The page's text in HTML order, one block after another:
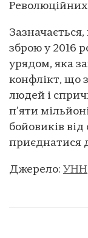
зброю у 2016
урядом, яка
конфлікт, що
людей і
п’яти
бойовиків
приєднатися
Джерело: УНН